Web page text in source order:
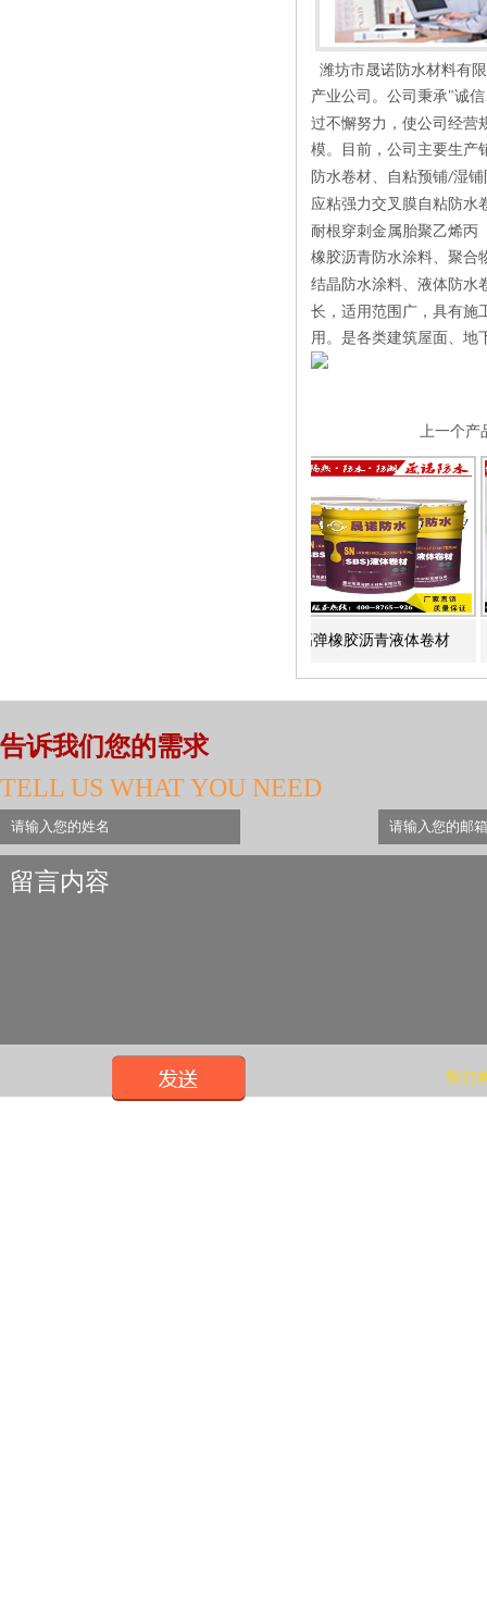
潍坊市晟诺防水材料有
产业公司。公司秉承"诚
过不懈努力，使公司经营
模。目前，公司主要生产
防水卷材、自粘预铺/湿铺
应粘强力交叉膜自粘防水
耐根穿刺金属胎聚乙烯丙
橡胶沥青防水涂料、聚合
结晶防水涂料、液体防水
长，适用范围广，具有施
用。是各类建筑屋面、地
上一个产
高弹橡胶沥青液体卷材
告诉我们您的需求
TELL US WHAT YOU NEED
我们